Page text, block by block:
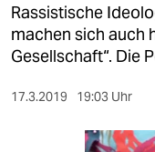
kultur
sport
berlin
Rassistische
machen sich auch
Gesellschaft“. Die
17.3.2019 19:03 Uhr